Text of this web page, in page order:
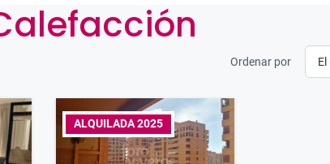
Ordenar por
ALQUILADA 2025